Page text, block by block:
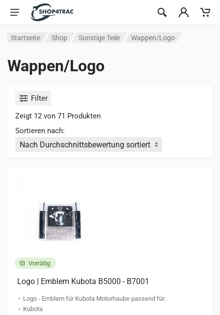
Zum Inhalt springen
Startseite Shop Sonstige Teile Wappen/Logo
Wappen/Logo
Filter
Zeigt 12 von 71 Produkten
Sortieren nach:
Vorrätig
Logo | Emblem Kubota B5000 - B7001
Logo - Emblem für Kubota Motorhaube passend für:
Kubota